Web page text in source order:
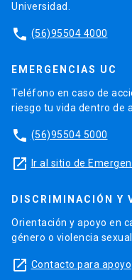
Universidad.
phone (56)95504 4000
EMERGENCIAS UC
Teléfono en caso de
riesgo tu vida dentro de
phone (56)95504 5000
launch Ir al sitio de
DISCRIMINACIÓN Y
Orientación y apoyo en
género o violencia
launch Contacto para apoyo